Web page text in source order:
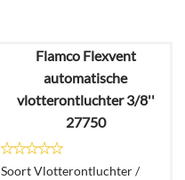
Flamco Flexvent
automatische
vlotterontluchter 3/8''
27750
Soort Vlotterontluchter /